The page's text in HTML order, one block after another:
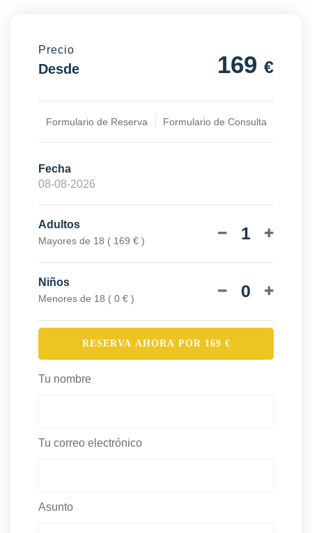
Precio
Desde 169 €
Formulario de Reserva Formulario de Consulta
Fecha
Adultos
Mayores de 18 ( 169 € ) 1
Niños
Menores de 18 ( 0 € ) 0
RESERVA AHORA POR 169 €
Tu nombre
Tu correo electrónico
Asunto